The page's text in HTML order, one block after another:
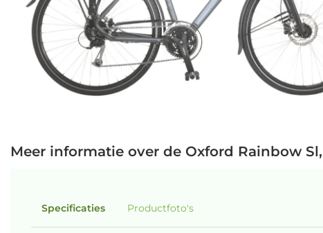
Meer informatie over de Oxford Rainbow
Specificaties Productfoto's